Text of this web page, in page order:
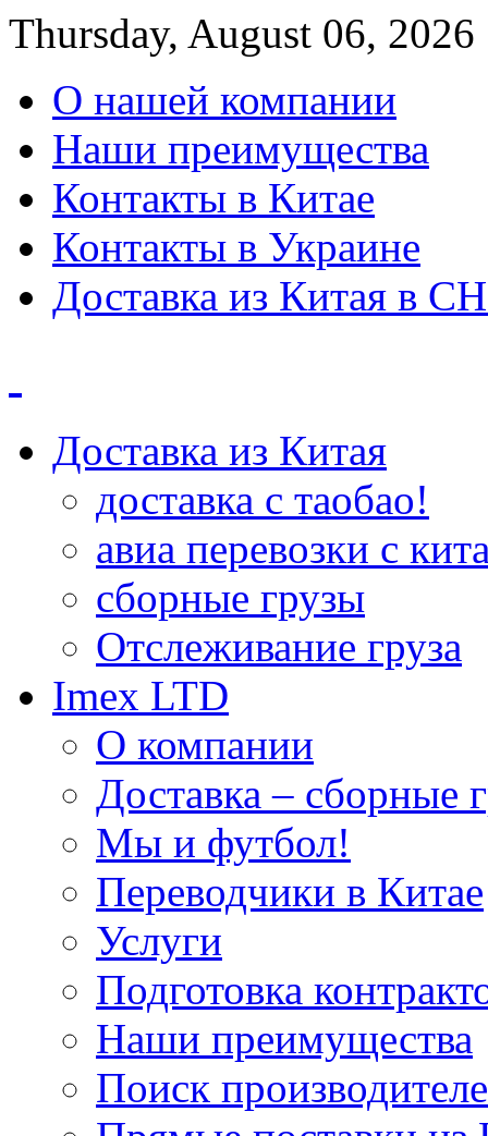
Thursday, August 06, 2026
О нашей компании
Наши преимущества
Контакты в Китае
Контакты в Украине
Доставка из Китая в
Доставка из Китая
доставка с таобао!
авиа перевозки с
сборные грузы
Отслеживание груза
Imex LTD
О компании
Доставка – сборные
Мы и футбол!
Переводчики в Китае
Услуги
Подготовка
Наши преимущества
Поиск